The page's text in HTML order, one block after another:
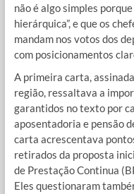
não é algo simples
hierárquica”, e que os
mandam nos votos dos
com posicionamentos
A primeira carta,
região, ressaltava a
garantidos no texto por
aposentadoria e pensão
carta acrescentava
retirados da proposta
de Prestação Continua
Eles questionaram